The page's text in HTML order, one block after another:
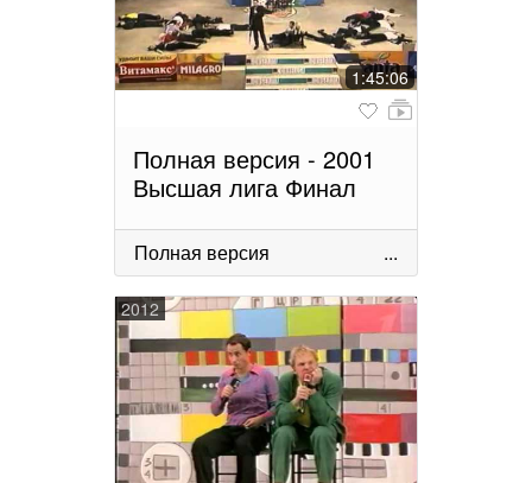
1:45:06
Полная версия - 2001
Высшая лига Финал
Полная версия ...
2012